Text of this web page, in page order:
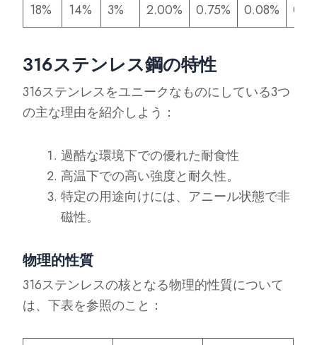
18%
14%
3%
2.00%
0.75%
0.08%
316ステンレス鋼の特性
316ステンレスをユニークなものにしている3つ
の主な理由を紹介しよう：
過酷な環境下での優れた耐食性
高温下での高い強度と耐久性。
特定の用途向けには、アニール状態で非
磁性。
物理的性質
316ステンレスの核となる物理的性質について
は、下表を参照のこと：